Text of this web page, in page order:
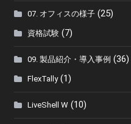
07. オフィスの様子 (25)
資格試験 (7)
09. 製品紹介・導入事例 (36)
FlexTally(1)
LiveShell W (10)